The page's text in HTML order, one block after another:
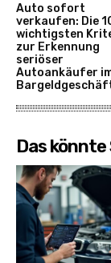
Auto sofort
verkaufen: Die
wichtigsten
zur Erkennung
seriöser
Autoankäufer
Das